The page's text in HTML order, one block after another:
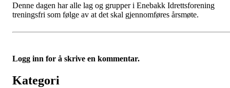
Denne dagen har alle lag og grupper i Enebakk Idrettsforening
treningsfri som følge av at det skal gjennomføres årsmøte.
Logg inn for å skrive en kommentar.
Kategori